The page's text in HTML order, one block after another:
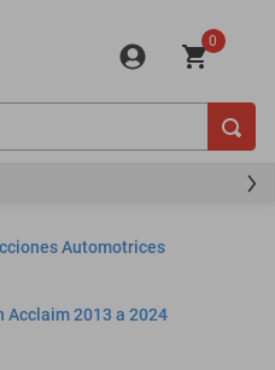
0
Automotrices
Acclaim 2013 a 2024